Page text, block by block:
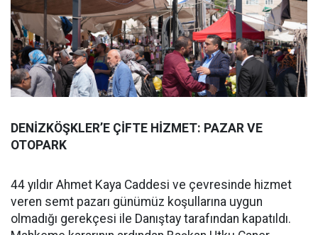
DENİZKÖŞKLER’E ÇİFTE HİZMET: PAZAR VE
OTOPARK
44 yıldır Ahmet Kaya Caddesi ve çevresinde hizmet
veren semt pazarı günümüz koşullarına uygun
olmadığı gerekçesi ile Danıştay tarafından kapatıldı.